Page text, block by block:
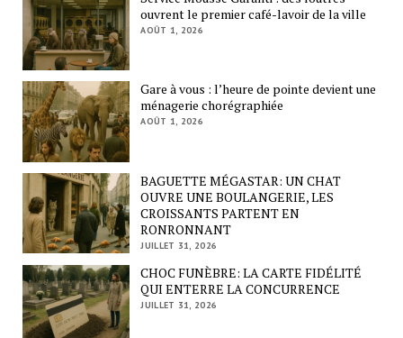
ouvrent le premier café-lavoir de la ville
AOÛT 1, 2026
Gare à vous : l’heure de pointe devient une
ménagerie chorégraphiée
AOÛT 1, 2026
BAGUETTE MÉGASTAR: UN CHAT
OUVRE UNE BOULANGERIE, LES
CROISSANTS PARTENT EN
RONRONNANT
JUILLET 31, 2026
CHOC FUNÈBRE: LA CARTE FIDÉLITÉ
QUI ENTERRE LA CONCURRENCE
JUILLET 31, 2026